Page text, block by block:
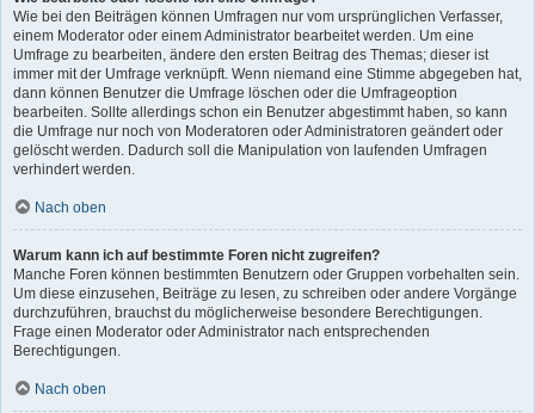
Wie bei den Beiträgen können Umfragen nur vom ursprünglichen Verfasser,
einem Moderator oder einem Administrator bearbeitet werden. Um eine
Umfrage zu bearbeiten, ändere den ersten Beitrag des Themas; dieser ist
immer mit der Umfrage verknüpft. Wenn niemand eine Stimme abgegeben hat,
dann können Benutzer die Umfrage löschen oder die Umfrageoption
bearbeiten. Sollte allerdings schon ein Benutzer abgestimmt haben, so kann
die Umfrage nur noch von Moderatoren oder Administratoren geändert oder
gelöscht werden. Dadurch soll die Manipulation von laufenden Umfragen
verhindert werden.
Nach oben
Warum kann ich auf bestimmte Foren nicht zugreifen?
Manche Foren können bestimmten Benutzern oder Gruppen vorbehalten sein.
Um diese einzusehen, Beiträge zu lesen, zu schreiben oder andere Vorgänge
durchzuführen, brauchst du möglicherweise besondere Berechtigungen.
Frage einen Moderator oder Administrator nach entsprechenden
Berechtigungen.
Nach oben